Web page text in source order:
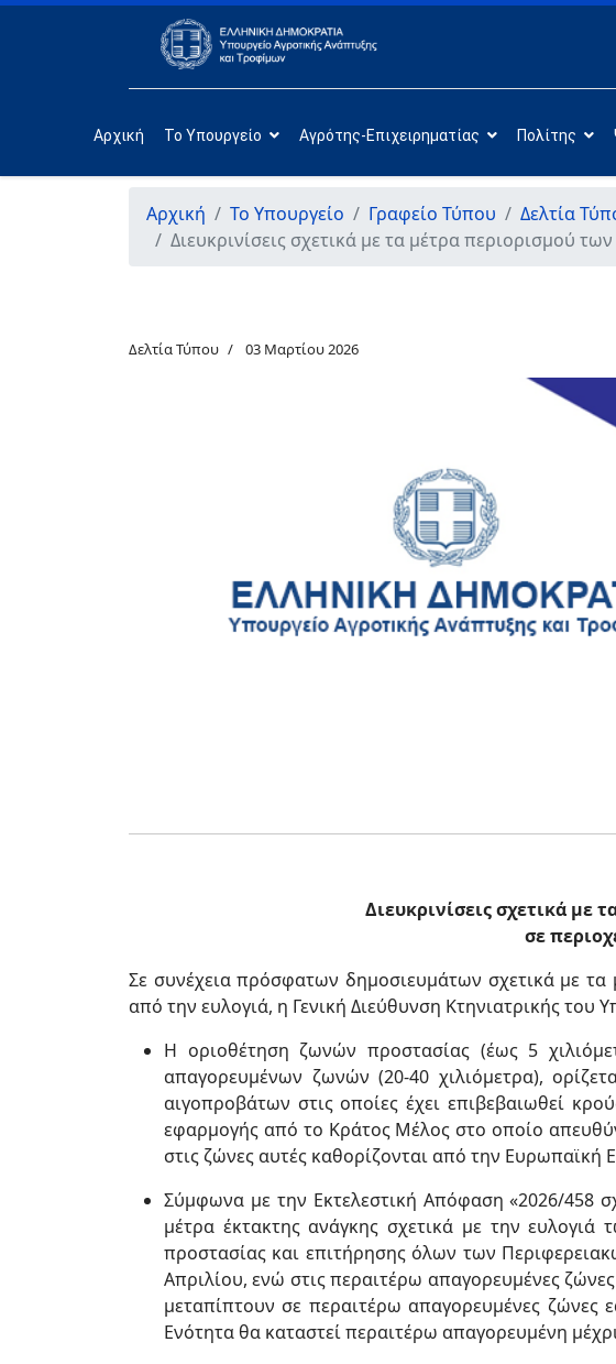
Αρχική Το Υπουργείο Αγρότης-Επιχειρηματίας Πολίτης
Αρχική Το Υπουργείο Γραφείο Τύπου
Δελτία
Διευκρινίσεις σχετικά με τα μέτρα περιορισμού
Δελτία Τύπου 03 Μαρτίου 2026
Διευκρινίσεις σχετικά
σε
Σε συνέχεια πρόσφατων δημοσιευμάτων σχετικά με
από την ευλογιά, η Γενική Διεύθυνση Κτηνιατρικής του
Η οριοθέτηση ζωνών προστασίας (έως 5
απαγορευμένων ζωνών (20-40 χιλιόμετρα),
αιγοπροβάτων στις οποίες έχει επιβεβαιωθεί
εφαρμογής από το Κράτος Μέλος στο οποίο
στις ζώνες αυτές καθορίζονται από την Ευρωπαϊκή
Σύμφωνα με την Εκτελεστική Απόφαση «2026/458
μέτρα έκτακτης ανάγκης σχετικά με την
προστασίας και επιτήρησης όλων των
Απριλίου, ενώ στις περαιτέρω απαγορευμένες
μεταπίπτουν σε περαιτέρω απαγορευμένες ζώνες
Ενότητα θα καταστεί περαιτέρω απαγορευμένη